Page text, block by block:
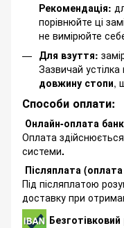
Рекомендація:
порівнюйте ці
не вимірюйте
Для взуття:
Зазвичай устілка
довжину стопи,
Способи оплати:
Онлайн-оплата
Оплата
системи.
Післяплата
Під післяплатою
доставку при